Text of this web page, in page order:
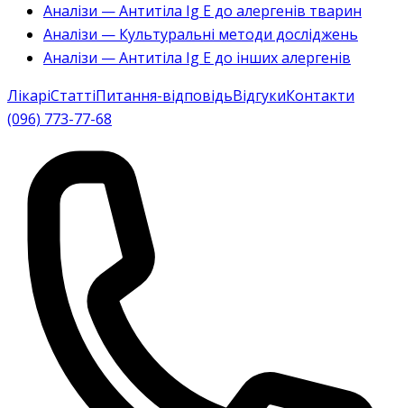
Аналізи — Антитіла Ig E до алергенів тварин
Аналізи — Культуральні методи досліджень
Аналізи — Антитіла Ig E до інших алергенів
ЛікаріСтаттіПитання-відповідьВідгукиКонтакти
(096) 773-77-68